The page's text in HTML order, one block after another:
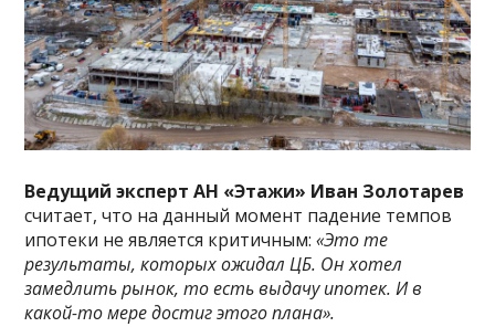
Ведущий эксперт АН «Этажи» Иван Золотарев
считает, что на данный момент падение темпов
ипотеки не является критичным:«Это те
результаты, которых ожидал ЦБ. Он хотел
замедлить рынок, то есть выдачу ипотек. И в
какой-то мере достиг этого плана».